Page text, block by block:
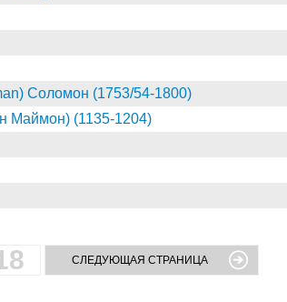
Соломон (1753/54-1800)
(1135-1204)
СЛЕДУЮЩАЯ СТРАНИЦА